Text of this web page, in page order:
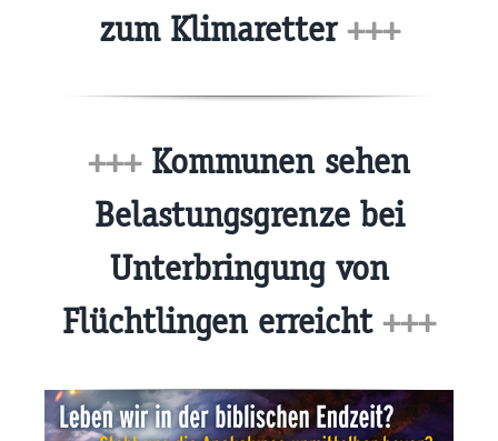
zum Klimaretter+++
+++Kommunen sehen
Belastungsgrenze bei
Unterbringung von
Flüchtlingen erreicht +++